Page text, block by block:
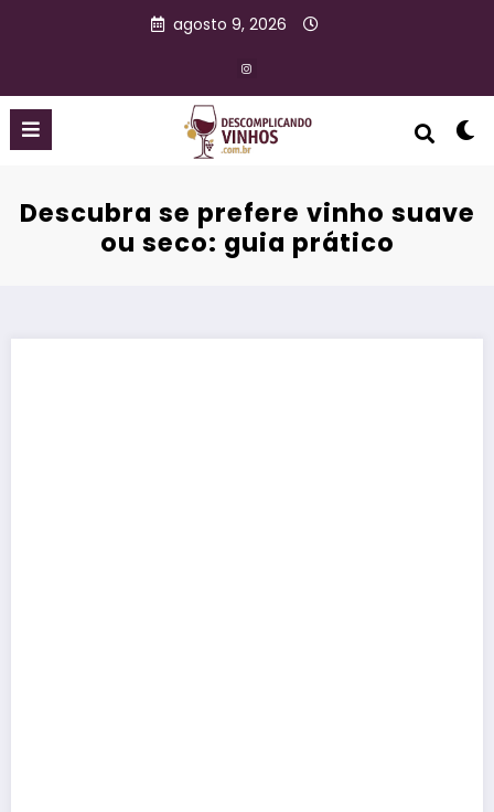
agosto 9, 2026
Descubra se prefere vinho suave
ou seco: guia prático